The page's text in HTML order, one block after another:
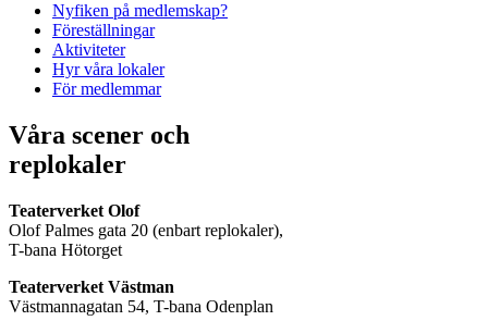
Nyfiken på medlemskap?
Föreställningar
Aktiviteter
Hyr våra lokaler
För medlemmar
Våra scener och
replokaler
Teaterverket Olof
Olof Palmes gata 20 (enbart replokaler),
T-bana Hötorget
Teaterverket Västman
Västmannagatan 54, T-bana Odenplan